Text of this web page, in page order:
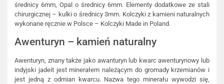
średnicy 6mm, Opal o średnicy 6mm. Elementy dodatkowe ze stali
chirurgicznej – kulki o średnicy 3mm. Kolczyki z kamieni naturalnych
wykonane ręcznie w Polsce – Kolczyki Made in Poland.
Awenturyn – kamień naturalny
Awenturyn, znany także jako awanturyn lub kwarc awenturynowy lub
indyjski jadeit jest minerałem należącym do gromady krzemianów i
jest jedną z odmian kwarcu. Nazwa tego minerału wywodzi się,